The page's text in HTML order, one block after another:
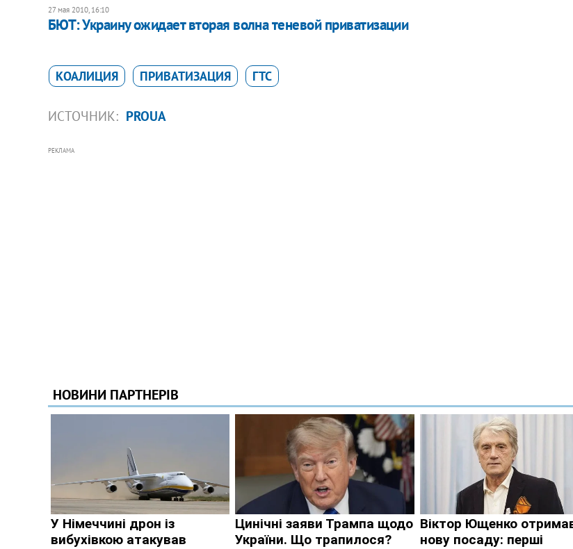
27 мая 2010, 16:10
БЮТ: Украину ожидает вторая волна теневой приватизации
КОАЛИЦИЯ ПРИВАТИЗАЦИЯ ГТС
ИСТОЧНИК: PROUA
РЕКЛАМА